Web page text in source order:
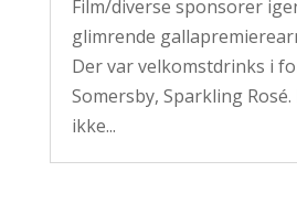
Film/diverse sponsorer
glimrende
Der var velkomstdrinks i
Somersby, Sparkling
ikke...